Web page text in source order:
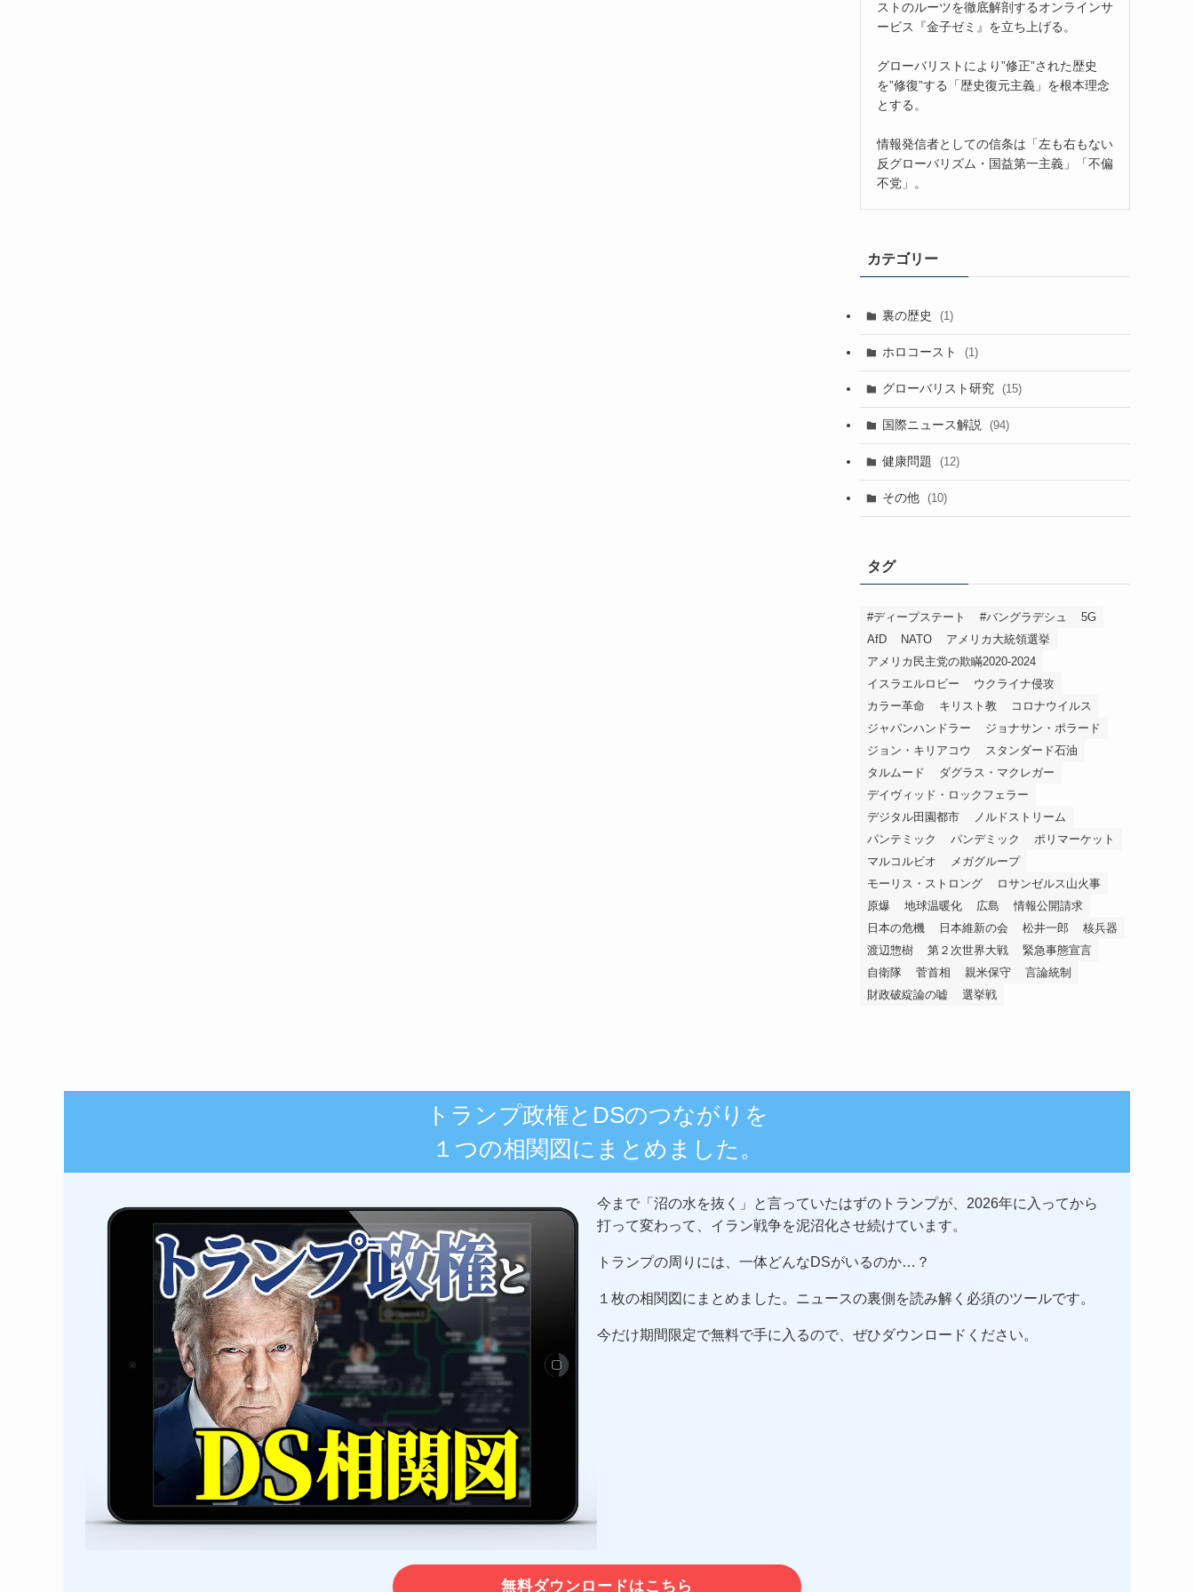
ストのルーツを徹底解剖するオンラインサ
ービス『金子ゼミ』を立ち上げる。
グローバリストにより”修正”された歴史
を”修復”する「歴史復元主義」を根本理念
とする。
情報発信者としての信条は「左も右もない
反グローバリズム・国益第一主義」「不偏
不党」。
カテゴリー
裏の歴史 (1)
ホロコースト (1)
グローバリスト研究 (15)
国際ニュース解説 (94)
健康問題 (12)
その他 (10)
タグ
#ディープステート #バングラデシュ
5G
AfD
NATO
アメリカ大統領選挙
アメリカ民主党の欺瞞2020-2024
イスラエルロビー
ウクライナ侵攻
カラー革命
キリスト教
コロナウイルス
ジャパンハンドラー
ジョナサン・ポラード
ジョン・キリアコウ
スタンダード石油
タルムード
ダグラス・マクレガー
デイヴィッド・ロックフェラー
デジタル田園都市
ノルドストリーム
パンテミック
パンデミック
ポリマーケット
マルコルビオ
メガグループ
モーリス・ストロング
ロサンゼルス山火事
原爆
地球温暖化 広島
情報公開請求
日本の危機
日本維新の会 松井一郎
核兵器
渡辺惣樹
第２次世界大戦
緊急事態宣言
自衛隊
菅首相 親米保守
言論統制
財政破綻論の嘘
選挙戦
トランプ政権とDSのつながりを
１つの相関図にまとめました。
今まで「沼の水を抜く」と言っていたはずのトランプが、2026年に入ってから
打って変わって、イラン戦争を泥沼化させ続けています。
トランプの周りには、一体どんなDSがいるのか…？
１枚の相関図にまとめました。ニュースの裏側を読み解く必須のツールです。
今だけ期間限定で無料で手に入るので、ぜひダウンロードください。
無料ダウンロードはこちら